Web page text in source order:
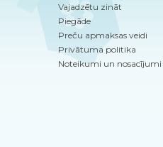
Vajadzētu zināt
Piegāde
Preču apmaksas veidi
Privātuma politika
Noteikumi un nosacījumi